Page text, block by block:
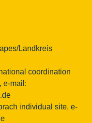
Landkreis
coordination
e-mail:
individual site, e-